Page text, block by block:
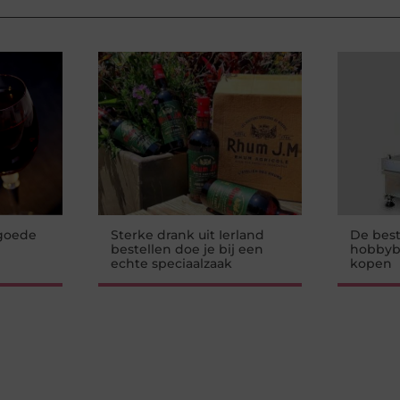
Sterke drank uit Ierland
bestellen doe je bij een
echte speciaalzaak
De
kopen